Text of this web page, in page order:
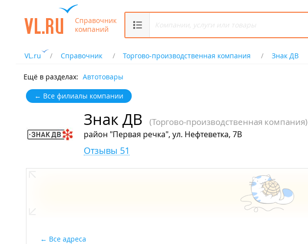
Справочник
компаний
VL.ru Справочник Торгово-производственная компания Знак ДВ
Ещё в разделах: Автотовары
← Все филиалы компании
Знак ДВ (Торгово-производственная компания)
район "Первая речка", ул. Нефтеветка, 7В
Отзывы 51
Все адреса